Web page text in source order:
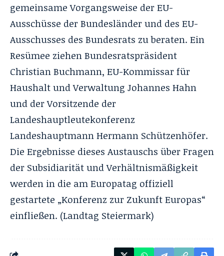
gemeinsame Vorgangsweise der EU-
Ausschüsse der Bundesländer und des EU-
Ausschusses des Bundesrats zu beraten. Ein
Resümee ziehen Bundesratspräsident
Christian Buchmann, EU-Kommissar für
Haushalt und Verwaltung Johannes Hahn
und der Vorsitzende der
Landeshauptleutekonferenz
Landeshauptmann Hermann Schützenhöfer.
Die Ergebnisse dieses Austauschs über Fragen
der Subsidiarität und Verhältnismäßigkeit
werden in die am Europatag offiziell
gestartete „Konferenz zur Zukunft Europas“
einfließen. (Landtag Steiermark)